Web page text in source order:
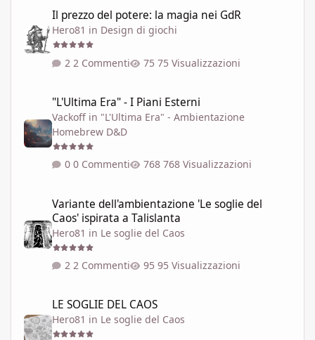
Il prezzo del potere: la magia nei GdR
Hero81 in Design di giochi
2 Commenti 75 Visualizzazioni
"L'Ultima Era" - I Piani Esterni
Vackoff in "L'Ultima Era" - Ambientazione
Homebrew D&D
0 Commenti 768 Visualizzazioni
Variante dell'ambientazione 'Le soglie del
Caos' ispirata a Talislanta
Hero81 in Le soglie del Caos
2 Commenti 95 Visualizzazioni
LE SOGLIE DEL CAOS
Hero81 in Le soglie del Caos